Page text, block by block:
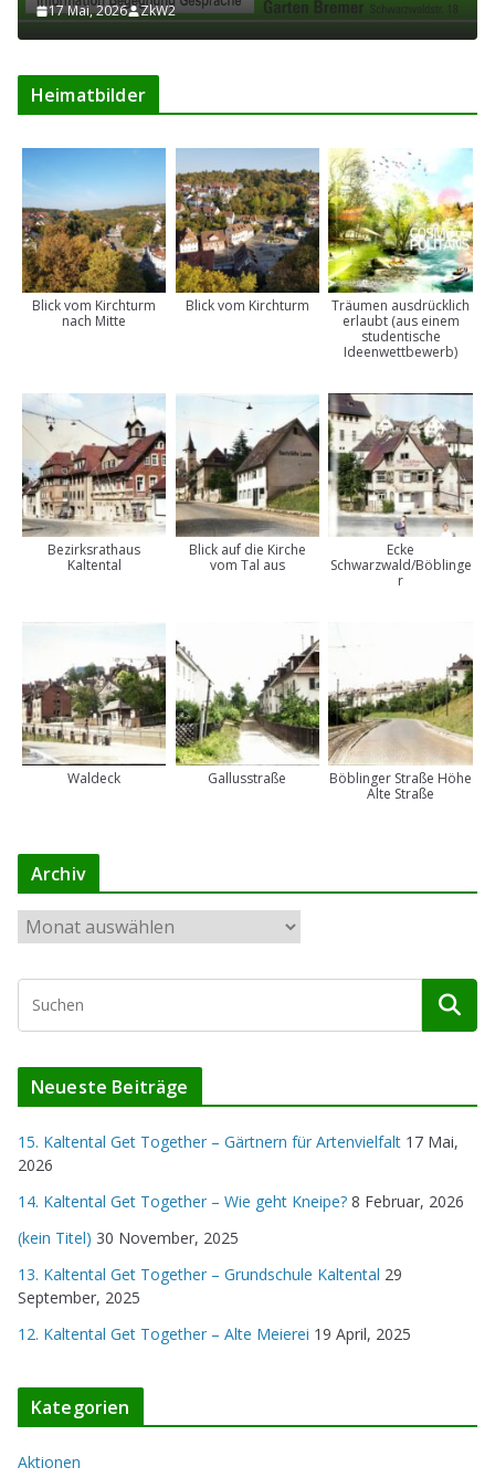
17 Mai, 2026 ZkW2
Heimatbilder
Blick vom Kirchturm
nach Mitte
Blick vom Kirchturm
Träumen ausdrücklich
erlaubt (aus einem
studentische
Ideenwettbewerb)
Bezirksrathaus
Kaltental
Blick auf die Kirche
vom Tal aus
Ecke
Schwarzwald/Böblinge
r
Waldeck Gallusstraße
Böblinger Straße Höhe
Alte Straße
Archiv
c
i
Neueste Beiträge
15. Kaltental Get Together – Gärtnern für Artenvielfalt 17 Mai,
2026
14. Kaltental Get Together – Wie geht Kneipe? 8 Februar, 2026
(kein Titel) 30 November, 2025
13. Kaltental Get Together – Grundschule Kaltental 29
September, 2025
12. Kaltental Get Together – Alte Meierei 19 April, 2025
Kategorien
Aktionen